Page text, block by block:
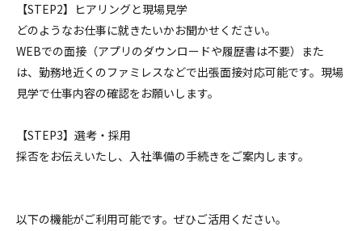
【STEP2】ヒアリングと現場見学
どのようなお仕事に就きたいかお聞かせください。
WEBでの面接（アプリのダウンロードや履歴書は不要）また
は、勤務地近くのファミレスなどで出張面接対応可能です。現場
見学で仕事内容の確認をお願いします。
【STEP3】選考・採用
採否をお伝えいたし、入社準備の手続きをご案内します。
以下の機能がご利用可能です。ぜひご活用ください。